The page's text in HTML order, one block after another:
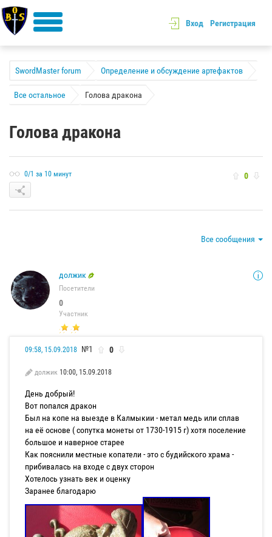
Вход Регистрация
SwordMaster forum Определение и обсуждение артефактов
Все остальное Голова дракона
Голова дракона
0/1 за 10 минут 0
Все сообщения
должик
Посетители
0
Участник
09:58, 15.09.2018 №1 0
должик 10:00, 15.09.2018
День добрый!
Вот попался дракон
Был на копе на выезде в Калмыкии - метал медь или сплав
на её основе ( сопутка монеты от 1730-1915 г) хотя поселение
большое и наверное старее
Как пояснили местные копатели - это с будийского храма -
прибивалась на входе с двух сторон
Хотелось узнать век и оценку
Заранее благодарю